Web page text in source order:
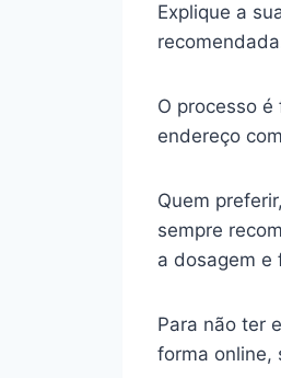
Explique a
O processo
endereço
Quem
sempre
a dosagem e
Para não ter
forma online,